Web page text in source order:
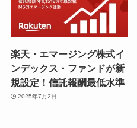
楽天・エマージング株式イ
ンデックス・ファンドが新
規設定！信託報酬最低水準
2025年7月2日